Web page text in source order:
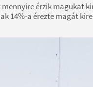
érzik magukat
14%-a érezte magát